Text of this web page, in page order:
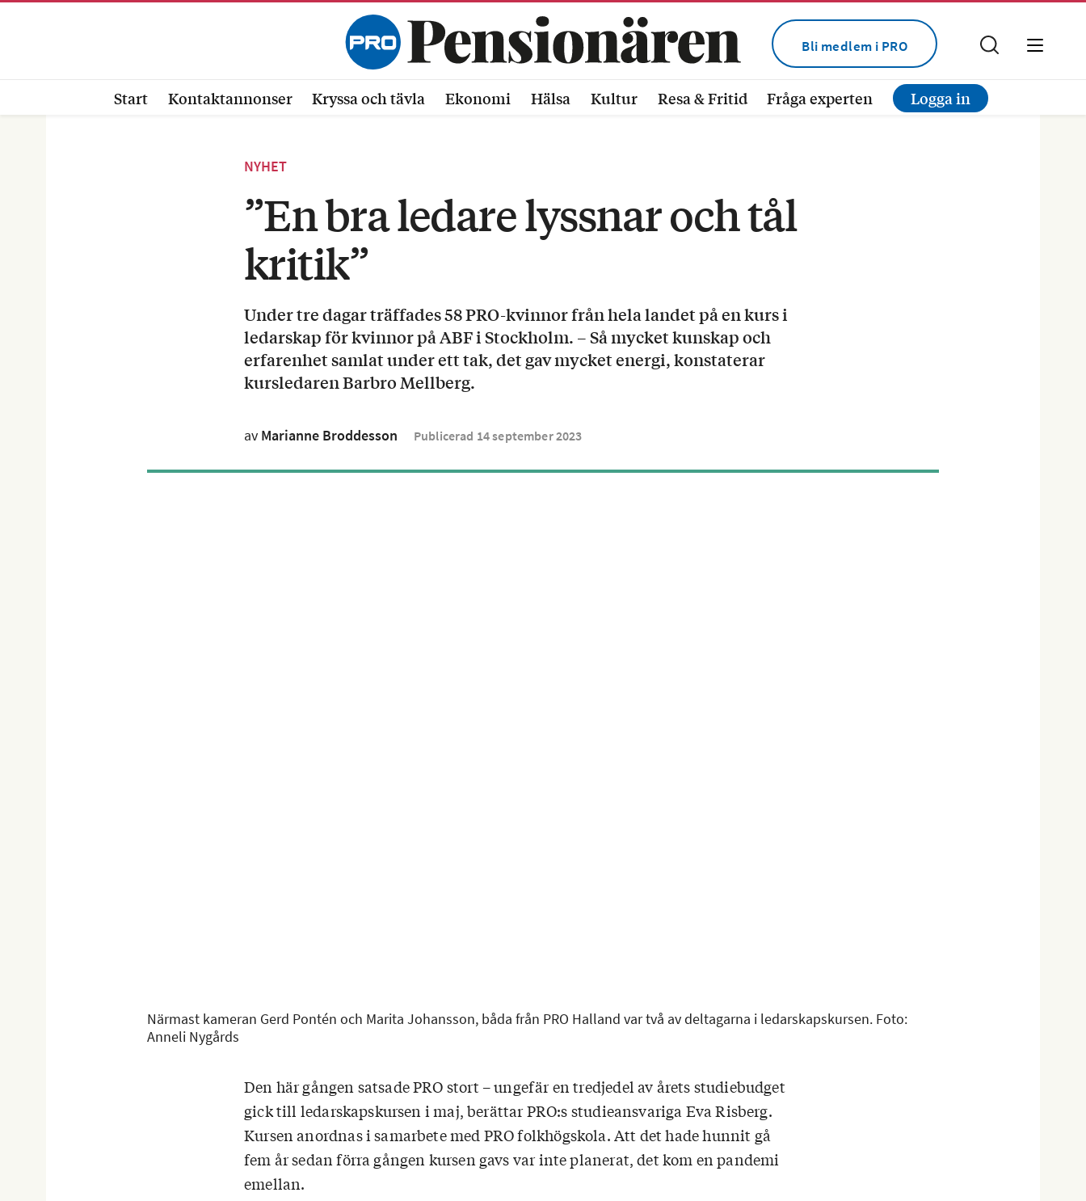
Bli medlem i PRO
Start Kontaktannonser Kryssa och tävla Ekonomi Hälsa Kultur Resa & Fritid Fråga experten Logga in
NYHET
”En bra ledare lyssnar och tål
kritik”
Under tre dagar träffades 58 PRO-kvinnor från hela landet på en kurs i
ledarskap för kvinnor på ABF i Stockholm. – Så mycket kunskap och
erfarenhet samlat under ett tak, det gav mycket energi, konstaterar
kursledaren Barbro Mellberg.
av Marianne Broddesson Publicerad 14september2023
Närmast kameran Gerd Pontén och Marita Johansson, båda från PRO Halland var två av deltagarna i ledarskapskursen. Foto:
Anneli Nygårds
Den här gången satsade PRO stort – ungefär en tredjedel av årets studiebudget
gick till ledarskapskursen i maj, berättar PRO:s studieansvariga Eva Risberg.
Kursen anordnas i samarbete med PRO folkhögskola. Att det hade hunnit gå
fem år sedan förra gången kursen gavs var inte planerat, det kom en pandemi
emellan.